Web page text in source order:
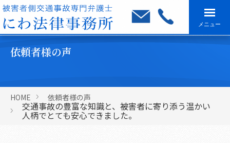
メニュー
依頼者様の声
HOME 依頼者様の声
交通事故の豊富な知識と、被害者に寄り添う温かい
人柄でとても安心できました。